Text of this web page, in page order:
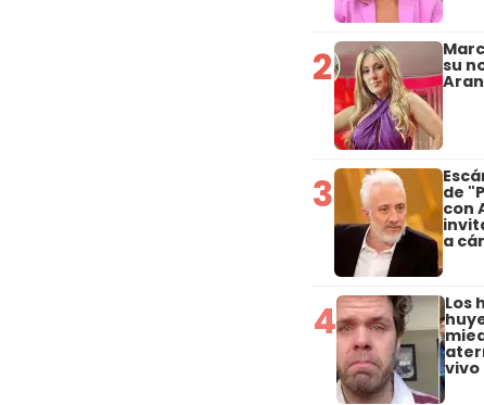
2 su
3 de
con
a
4 Los
vivo